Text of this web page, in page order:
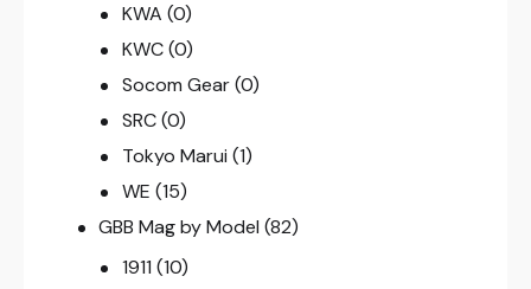
KWA (0)
KWC (0)
Socom Gear (0)
SRC (0)
Tokyo Marui (1)
WE (15)
GBB Mag by Model (82)
1911 (10)